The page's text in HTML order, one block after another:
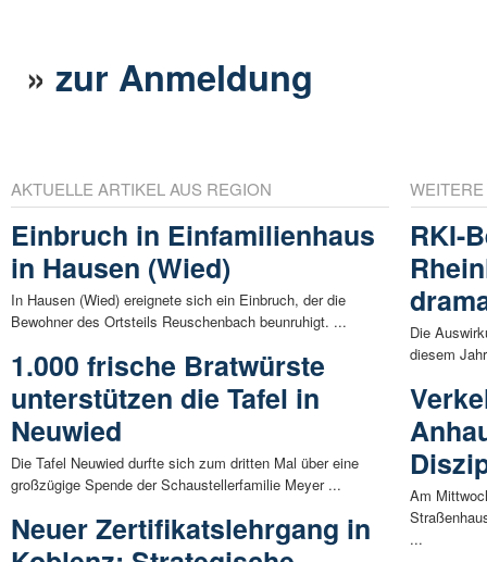
»zur Anmeldung
AKTUELLE ARTIKEL AUS REGION
Einbruch in Einfamilienhaus
in Hausen (Wied)
In Hausen (Wied) ereignete sich ein Einbruch, der die
Bewohner des Ortsteils Reuschenbach beunruhigt. ...
1.000 frische Bratwürste
unterstützen die Tafel in
Neuwied
Die Tafel Neuwied durfte sich zum dritten Mal über eine
großzügige Spende der Schaustellerfamilie Meyer ...
Neuer Zertifikatslehrgang in
RKI-
Die
diesem
Am
...